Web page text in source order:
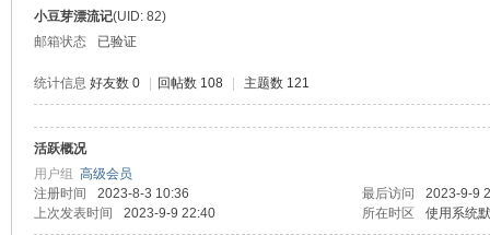
小豆芽漂流记(UID: 82)
邮箱状态
已验证
统计信息 好友数 0 回帖数 108 主题数 121
活跃概况
用户组 高级会员
注册时间
2023-8-3 10:36 最后访问
2023-9-9
上次发表时间
2023-9-9 22:40 所在时区 使用系统